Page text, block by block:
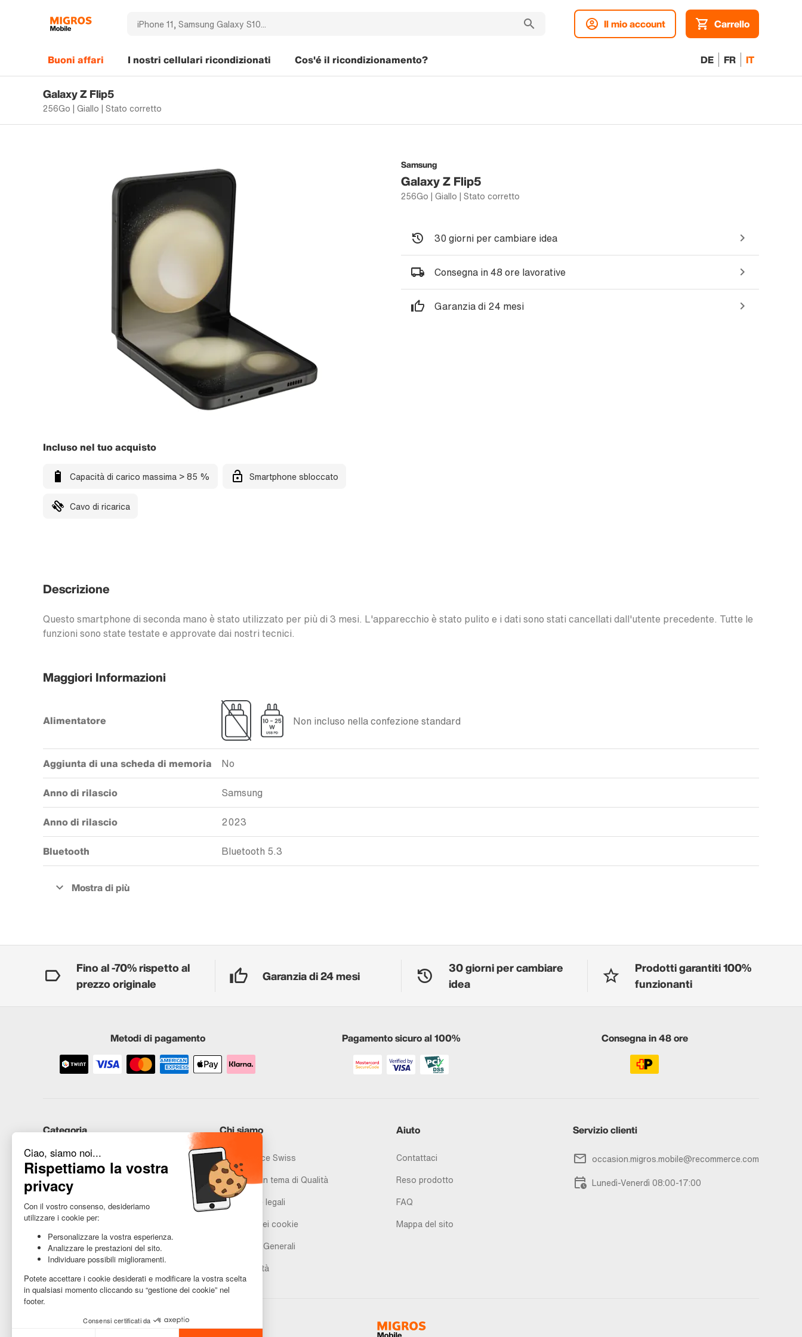
Il mio account Carrello
DE FR IT
Buoni affari I nostri cellulari ricondizionati Cos'é il ricondizionamento?
Galaxy Z Flip5
256Go | Giallo | Stato corretto
Samsung
Galaxy Z Flip5
256Go | Giallo | Stato corretto
Incluso nel tuo acquisto
Capacità di carico massima > 85 % Smartphone sbloccato
Cavo di ricarica
30 giorni per cambiare idea
Consegna in 48 ore lavorative
Garanzia di 24 mesi
Descrizione
Questo smartphone di seconda mano è stato utilizzato per più di 3 mesi. L'apparecchio è stato pulito e i dati sono stati cancellati dall'utente precedente. Tutte le
funzioni sono state testate e approvate dai nostri tecnici.
Maggiori Informazioni
Alimentatore Non incluso nella confezione standard
Aggiunta di una scheda di memoria No
Anno di rilascio Samsung
Anno di rilascio 2023
Bluetooth Bluetooth 5.3
Fino al -70% rispetto al
prezzo originale
Garanzia di 24 mesi
30 giorni per cambiare
idea
Prodotti garantiti 100%
funzionanti
Metodi di pagamento Pagamento sicuro al 100% Consegna in 48 ore
Categoria
iPhone
Samsung
Huawei
Hai bisogno di aiuto?
Chi siamo
Recommerce Swiss
Promesse in tema di Qualità
Avvertenze legali
Gestione dei cookie
Condizioni Generali
Accessibilità
Aiuto
Contattaci
Reso prodotto
FAQ
Mappa del sito
Servizio clienti
occasion.migros.mobile@recommerce.com
Lunedì-Venerdì 08:00-17:00